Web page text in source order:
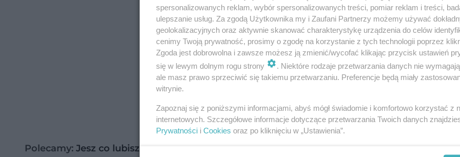
Polecamy: Jesz co lubisz - kompleksowy program dietetyczny
spersonalizowanych reklam, wybór spersonalizowanych treści, pomiar reklam i treści,
ulepszanie usług. Za zgodą Użytkownika my i Zaufani Partnerzy możemy używać
geolokalizacyjnych oraz aktywnie skanować charakterystykę urządzenia do celów
cenimy Twoją prywatność, prosimy o zgodę na korzystanie z tych technologii poprzez
Zgoda jest dobrowolna i zawsze możesz ją zmienić/wycofać klikając przycisk ustawień
się w lewym dolnym rogu strony
. Niektóre rodzaje przetwarzania danych nie
ale masz prawo sprzeciwić się takiemu przetwarzaniu. Preferencje będą miały
witrynie.
Zapoznaj się z poniższymi informacjami, abyś mógł świadomie i komfortowo korzystać z
internetowych. Szczegółowe informacje dotyczące przetwarzania Twoich danych
Prywatności i Cookies oraz po kliknięciu w „Ustawienia”.